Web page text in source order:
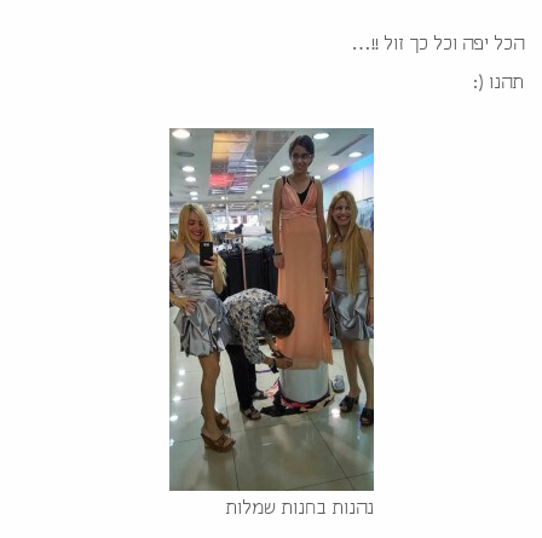
הכל יפה וכל כך זול !!…
תהנו (:
נהנות בחנות שמלות